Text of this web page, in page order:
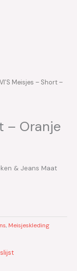
Meisjes – Short –
– Oranje
& Jeans Maat
, Meisjeskleding